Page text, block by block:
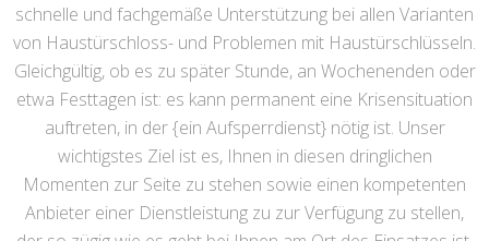
schnelle und fachgemäße Unterstützung bei allen Varianten
von Haustürschloss- und Problemen mit Haustürschlüsseln.
Gleichgültig, ob es zu später Stunde, an Wochenenden oder
etwa Festtagen ist: es kann permanent eine Krisensituation
auftreten, in der {ein Aufsperrdienst} nötig ist. Unser
wichtigstes Ziel ist es, Ihnen in diesen dringlichen
Momenten zur Seite zu stehen sowie einen kompetenten
Anbieter einer Dienstleistung zu zur Verfügung zu stellen,